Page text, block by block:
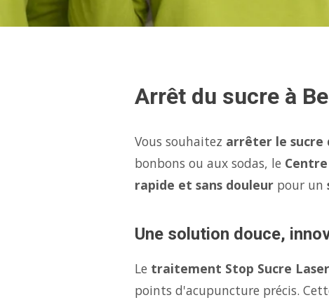
Arrêt du sucre à
Vous souhaitez arrêter le
bonbons ou aux sodas, le
rapide et sans douleur pour un
Une solution douce,
Le traitement Stop Sucre Laser
points d'acupuncture précis.